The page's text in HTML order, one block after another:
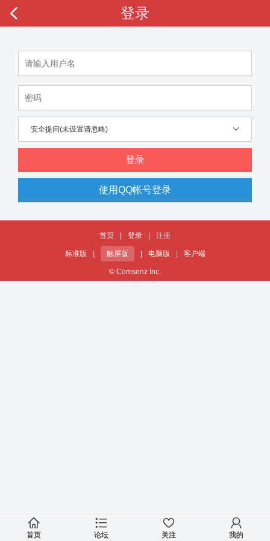
登录
安全提问(未设置请忽略)
登录
使用QQ帐号登录
首页 登录 注册
标准版 触屏版 电脑版 客户端
© Comsenz Inc.
首页 论坛 关注 我的